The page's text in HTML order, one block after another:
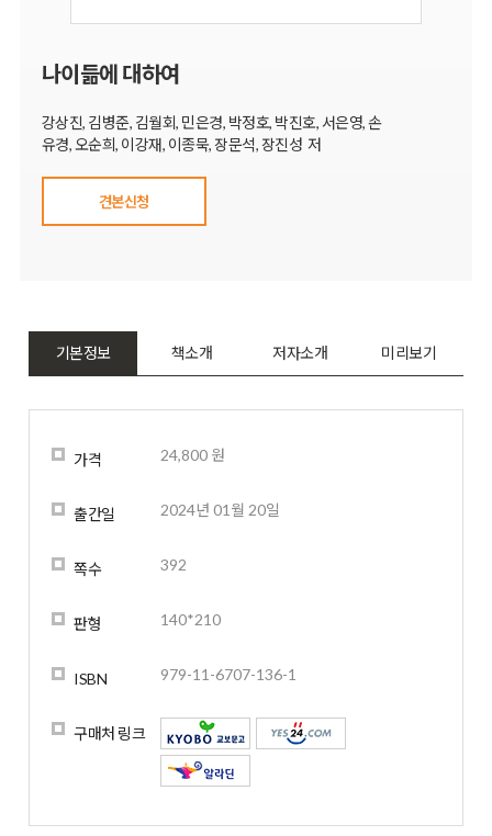
나이듦에 대하여
강상진, 김병준, 김월회, 민은경, 박정호, 박진호, 서은영, 손
유경, 오순희, 이강재, 이종묵, 장문석, 장진성 저
견본신청
기본정보 책소개 저자소개 미리보기
가격 24,800 원
출간일 2024년 01월 20일
쪽수 392
판형 140*210
ISBN 979-11-6707-136-1
구매처 링크